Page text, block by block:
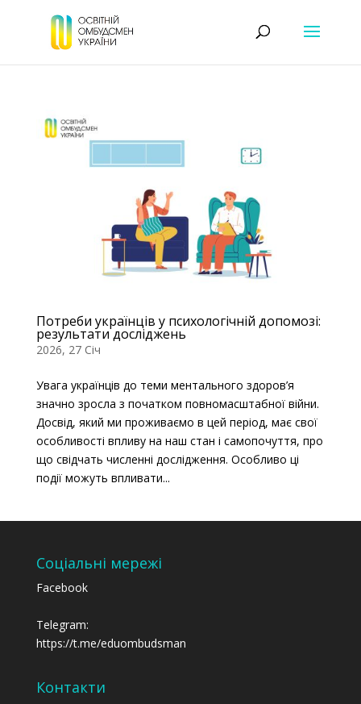
Потреби українців у психологічній допомозі:
результати досліджень
2026, 27 Січ
Увага українців до теми ментального здоров’я
значно зросла з початком повномасштабної війни.
Досвід, який ми проживаємо в цей період, має свої
особливості впливу на наш стан і самопочуття, про
що свідчать численні дослідження. Особливо ці
події можуть впливати...
Соціальні мережі
Facebook
Telegram:
https://t.me/eduombudsman
Контакти